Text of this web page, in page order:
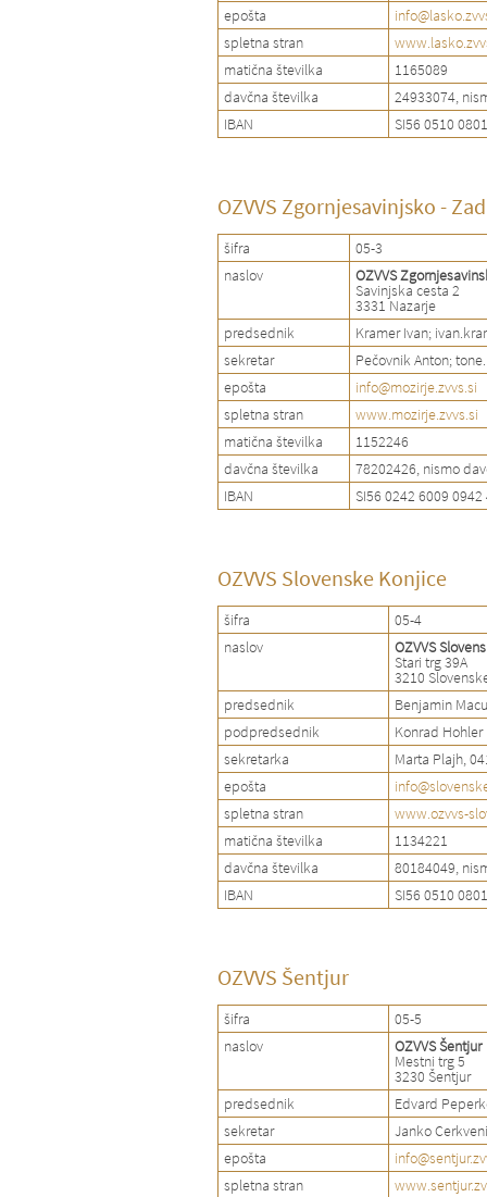
epošta
spletna stran
matična številka
1165089
davčna številka
24933074,
IBAN
SI56 0510
OZVVS Zgornjesavinjsko -
šifra
05-3
naslov
OZVVS
Savinjska cesta 2
3331 Nazarje
predsednik
Kramer Ivan;
sekretar
Pečovnik Anton;
epošta
info@mozirje.zvvs.si
spletna stran
www.mozirje.zvvs.si
matična številka
1152246
davčna številka
78202426, nismo
IBAN
SI56 0242 6009 0942
OZVVS Slovenske Konjice
šifra
05-4
naslov
OZVVS
Stari trg 39A
3210
predsednik
Benjamin
podpredsednik
Konrad Hohler
sekretarka
Marta Plajh,
epošta
spletna stran
www.ozvvs-
matična številka
1134221
davčna številka
80184049,
IBAN
SI56 0510
OZVVS Šentjur
šifra
05-5
naslov
OZVVS Šentjur
Mestni trg 5
3230 Šentjur
predsednik
Edvard
sekretar
Janko
epošta
spletna stran